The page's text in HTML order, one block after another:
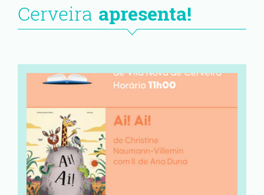
Cerveira apresenta!